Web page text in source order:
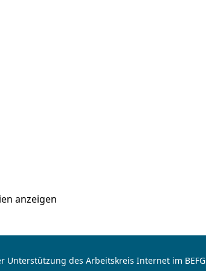
anzeigen
Unterstützung des Arbeitskreis Internet im BEFG